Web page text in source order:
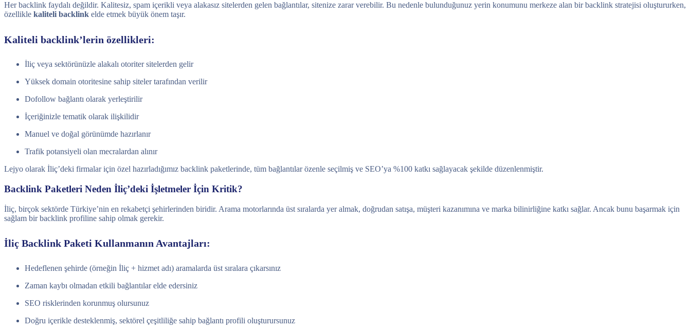
Her backlink faydalı değildir. Kalitesiz, spam içerikli veya alakasız sitelerden gelen bağlantılar, sitenize zarar verebilir. Bu nedenle bulunduğunuz yerin konumunu merkeze alan bir backlink stratejisi oluştururken,
özellikle kaliteli backlink elde etmek büyük önem taşır.
Kaliteli backlink’lerin özellikleri:
İliç veya sektörünüzle alakalı otoriter sitelerden gelir
Yüksek domain otoritesine sahip siteler tarafından verilir
Dofollow bağlantı olarak yerleştirilir
İçeriğinizle tematik olarak ilişkilidir
Manuel ve doğal görünümde hazırlanır
Trafik potansiyeli olan mecralardan alınır
Lejyo olarak İliç’deki firmalar için özel hazırladığımız backlink paketlerinde, tüm bağlantılar özenle seçilmiş ve SEO’ya %100 katkı sağlayacak şekilde düzenlenmiştir.
Backlink Paketleri Neden İliç’deki İşletmeler İçin Kritik?
İliç, birçok sektörde Türkiye’nin en rekabetçi şehirlerinden biridir. Arama motorlarında üst sıralarda yer almak, doğrudan satışa, müşteri kazanımına ve marka bilinirliğine katkı sağlar. Ancak bunu başarmak için
sağlam bir backlink profiline sahip olmak gerekir.
İliç Backlink Paketi Kullanmanın Avantajları:
Hedeflenen şehirde (örneğin İliç + hizmet adı) aramalarda üst sıralara çıkarsınız
Zaman kaybı olmadan etkili bağlantılar elde edersiniz
SEO risklerinden korunmuş olursunuz
Doğru içerikle desteklenmiş, sektörel çeşitliliğe sahip bağlantı profili oluşturursunuz